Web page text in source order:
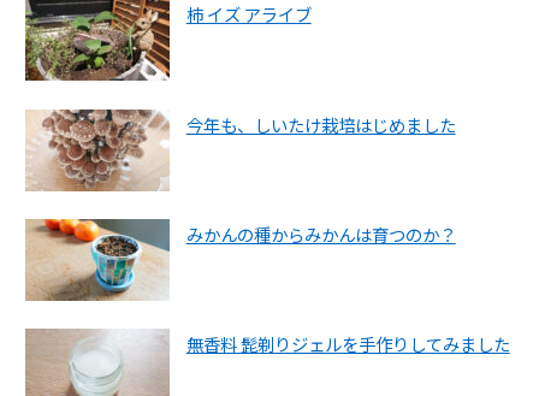
柿 イズ アライブ
今年も、しいたけ栽培はじめました
みかんの種からみかんは育つのか？
無香料 髭剃りジェルを手作りしてみました